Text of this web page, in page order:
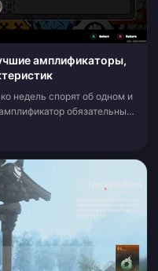
амплификаторы,
недель спорят об одном и
обязательным